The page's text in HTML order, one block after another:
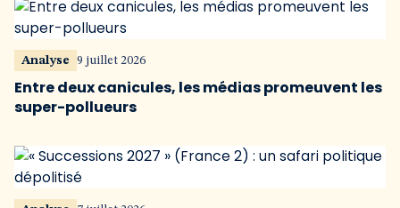
Analyse 9 juillet 2026
Entre deux canicules, les médias promeuvent les
super-pollueurs